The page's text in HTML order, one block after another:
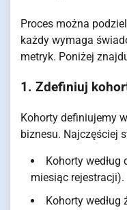
Proces można
każdy wymaga
metryk. Poniżej
1. Zdefiniuj
Kohorty definiujemy
biznesu. Najczęściej
Kohorty
miesiąc rejestracji).
Kohorty według